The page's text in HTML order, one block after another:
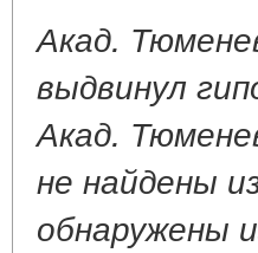
Акад.
выдвинул
Акад.
не найдены
обнаружены